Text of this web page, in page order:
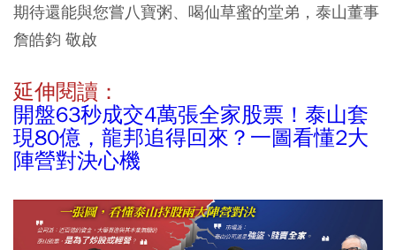
期待還能與您嘗八寶粥、喝仙草蜜的堂弟，泰山董事
詹皓鈞 敬啟
延伸閱讀：
開盤63秒成交4萬張全家股票！泰山套
現80億，龍邦追得回來？一圖看懂2大
陣營對決心機